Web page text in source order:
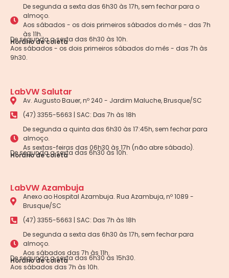
De segunda a sexta das 6h30 às 17h, sem fechar para o
almoço.
Aos sábados - os dois primeiros sábados do mês - das 7h
às 11h.
Horário de coleta
De segunda a sexta das 6h30 às 10h.
Aos sábados - os dois primeiros sábados do mês - das 7h às
9h30.
LabVW Salutar
Av. Augusto Bauer, nº 240 - Jardim Maluche, Brusque/SC
(47) 3355-5663 | SAC: Das 7h às 18h
De segunda a quinta das 6h30 às 17:45h, sem fechar para
almoço.
As sextas-feiras das 06h30 às 17h (não abre sábado).
Horário de coleta
De segunda a sexta das 6h30 às 10h.
LabVW Azambuja
Anexo ao Hospital Azambuja. Rua Azambuja, nº 1089 -
Brusque/SC
(47) 3355-5663 | SAC: Das 7h às 18h
De segunda a sexta das 6h30 às 17h, sem fechar para
almoço.
Aos sábados das 7h às 11h.
Horário de coleta
De segunda a sexta das 6h30 às 15h30.
Aos sábados das 7h às 10h.